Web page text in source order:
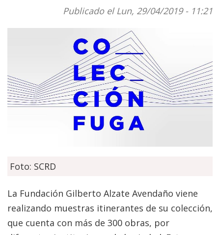
Publicado el Lun, 29/04/2019 - 11:21
Foto: SCRD
La Fundación Gilberto Alzate Avendaño viene
realizando muestras itinerantes de su colección,
que cuenta con más de 300 obras, por